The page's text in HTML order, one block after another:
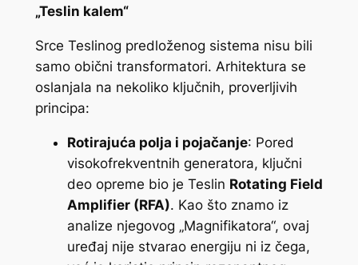
„Teslin kalem“
Srce Teslinog predloženog sistema nisu bili
samo obični transformatori. Arhitektura se
oslanjala na nekoliko ključnih, proverljivih
principa:
Rotirajuća polja i pojačanje: Pored
visokofrekventnih generatora, ključni
deo opreme bio je Teslin Rotating Field
Amplifier (RFA). Kao što znamo iz
analize njegovog „Magnifikatora“, ovaj
uređaj nije stvarao energiju ni iz čega,